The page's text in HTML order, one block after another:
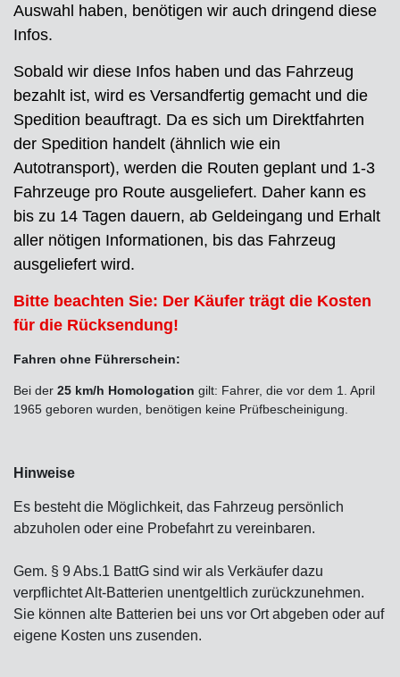
Auswahl haben, benötigen wir auch dringend diese
Infos.
Sobald wir diese Infos haben und das Fahrzeug
bezahlt ist, wird es Versandfertig gemacht und die
Spedition beauftragt. Da es sich um Direktfahrten
der Spedition handelt (ähnlich wie ein
Autotransport), werden die Routen geplant und 1-3
Fahrzeuge pro Route ausgeliefert. Daher kann es
bis zu 14 Tagen dauern, ab Geldeingang und Erhalt
aller nötigen Informationen, bis das Fahrzeug
ausgeliefert wird.
Bitte beachten Sie: Der Käufer trägt die Kosten
für die Rücksendung!
Fahren ohne Führerschein:
Bei der 25 km/h Homologation gilt: Fahrer, die vor dem 1. April
1965 geboren wurden, benötigen keine Prüfbescheinigung.
Hinweise
Es besteht die Möglichkeit, das Fahrzeug persönlich
abzuholen oder eine Probefahrt zu vereinbaren.
Gem. § 9 Abs.1 BattG sind wir als Verkäufer dazu
verpflichtet Alt-Batterien unentgeltlich zurückzunehmen.
Sie können alte Batterien bei uns vor Ort abgeben oder auf
eigene Kosten uns zusenden.